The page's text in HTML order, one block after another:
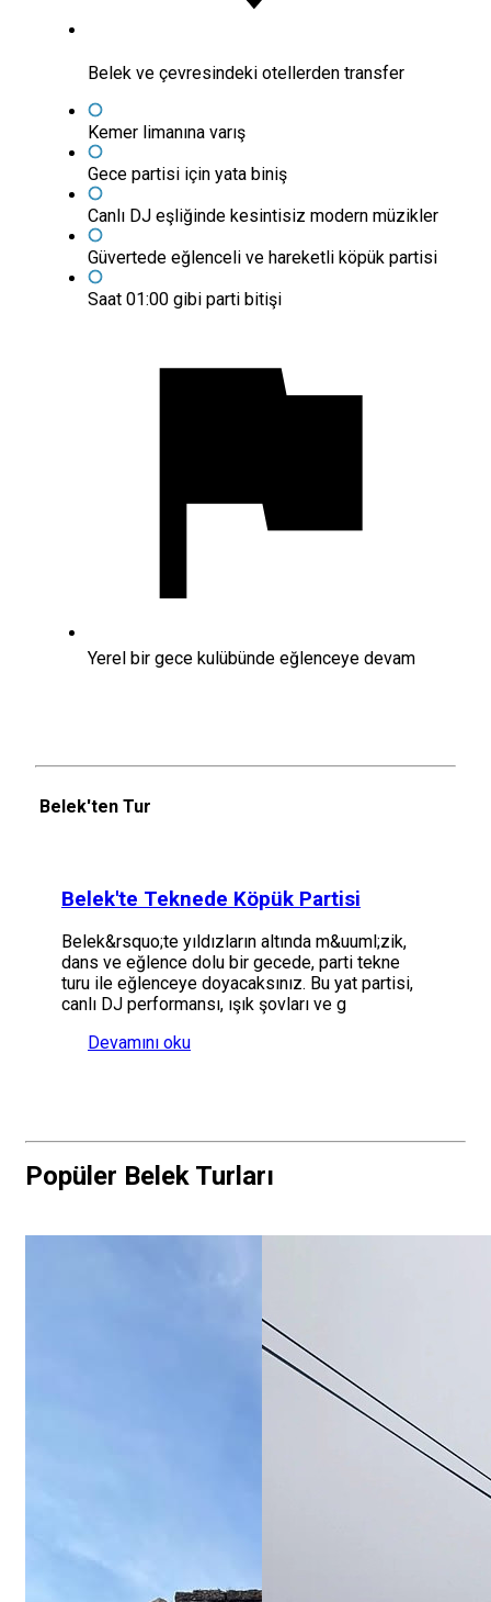
Belek ve çevresindeki otellerden transfer
Kemer limanına varış
Gece partisi için yata biniş
Canlı DJ eşliğinde kesintisiz modern müzikler
Güvertede eğlenceli ve hareketli köpük partisi
Saat 01:00 gibi parti bitişi
Yerel bir gece kulübünde eğlenceye devam
Belek'ten Tur
Belek'te Teknede Köpük Partisi
Belek&rsquo;te yıldızların altında m&uuml;zik,
dans ve eğlence dolu bir gecede, parti tekne
turu ile eğlenceye doyacaksınız. Bu yat partisi,
canlı DJ performansı, ışık şovları ve g
Devamını oku
Popüler Belek Turları